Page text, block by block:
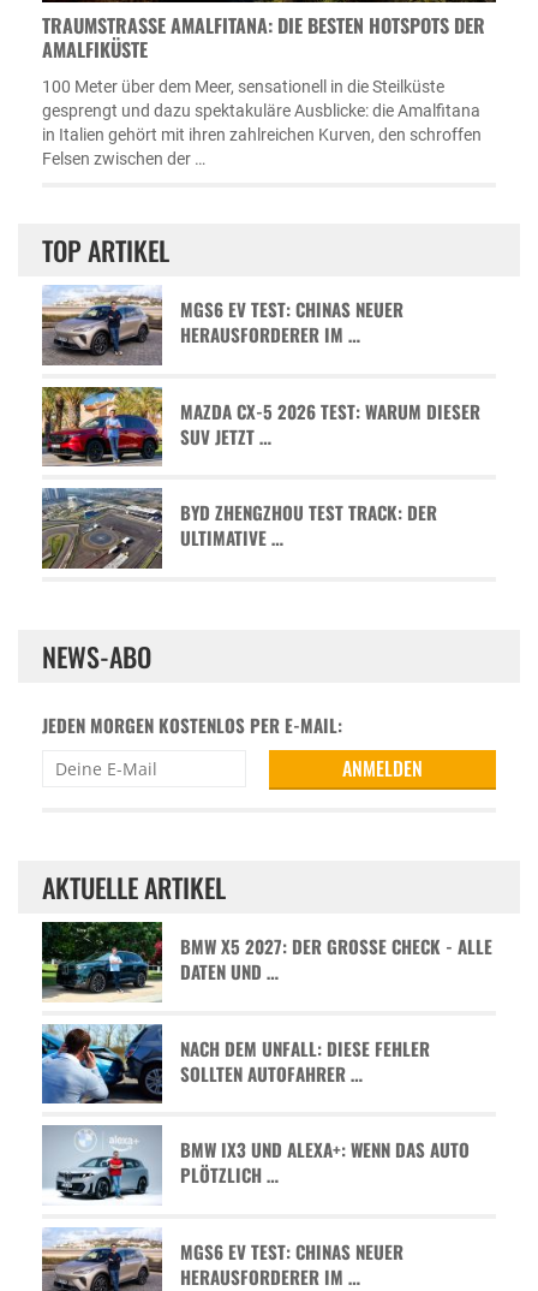
TRAUMSTRASSE AMALFITANA: DIE BESTEN HOTSPOTS DER A
MALFIKÜSTE
100 Meter über dem Meer, sensationell in die Steilküste
gesprengt und dazu spektakuläre Ausblicke: die Amalfitana
in Italien gehört mit ihren zahlreichen Kurven, den schroffen
Felsen zwischen der …
TOP ARTIKEL
MGS6 EV TEST: CHINAS NEUER
HERAUSFORDERER IM …
MAZDA CX-5 2026 TEST: WARUM DIESER
SUV JETZT …
BYD ZHENGZHOU TEST TRACK: DER
ULTIMATIVE …
NEWS-ABO
JEDEN MORGEN KOSTENLOS PER E-MAIL:
AKTUELLE ARTIKEL
BMW X5 2027: DER GROSSE CHECK - ALLE D
ATEN UND …
NACH DEM UNFALL: DIESE FEHLER
SOLLTEN AUTOFAHRER …
BMW IX3 UND ALEXA+: WENN DAS AUTO
PLÖTZLICH …
MGS6 EV TEST: CHINAS NEUER
HERAUSFORDERER IM …